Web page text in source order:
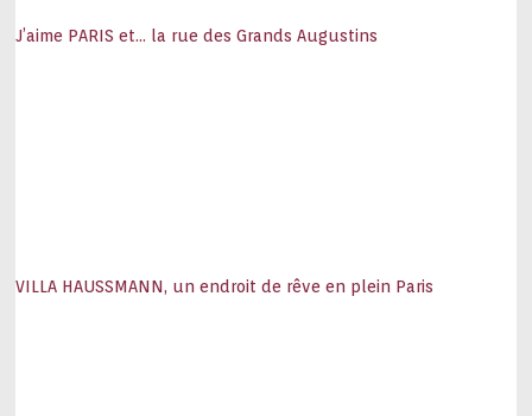
J’aime PARIS et… la rue des Grands Augustins
VILLA HAUSSMANN, un endroit de rêve en plein Paris